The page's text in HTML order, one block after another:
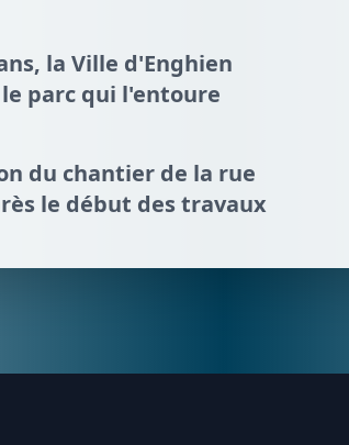
la Ville d'Enghien
parc qui l'entoure
du chantier de la rue
le début des travaux